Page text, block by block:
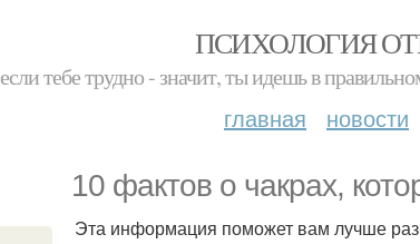
ПСИХОЛОГИЯ
если тебе трудно - значит, ты идешь в
главная новости
10 фактов о чакрах,
Эта информация поможет вам лучше